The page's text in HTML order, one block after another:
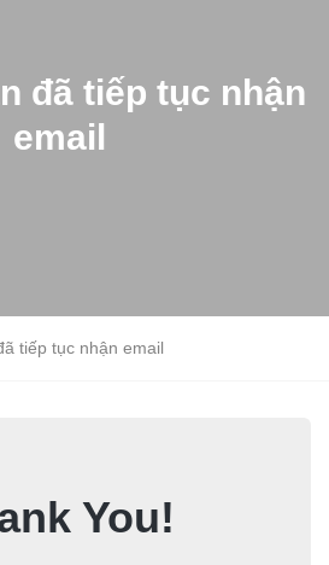
đã tiếp tục nhận
email
tiếp tục nhận email
You!